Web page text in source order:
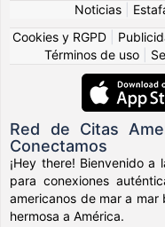
Noticias
Cookies y RGPD
Términos de uso
Red de Citas
Conectamos
¡Hey there! Bienvenido a
para conexiones
americanos de mar a
hermosa a América.